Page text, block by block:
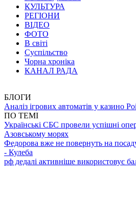
КУЛЬТУРА
РЕГІОНИ
ВІДЕО
ФОТО
В світі
Суспільство
Чорна хроніка
КАНАЛ РАДА
БЛОГИ
Аналіз ігрових автоматів у казино
ПО ТЕМІ
Українські СБС провели успішні
Азовському морях
Федорова вже не повернуть на
- Кулеба
рф дедалі активніше використовує